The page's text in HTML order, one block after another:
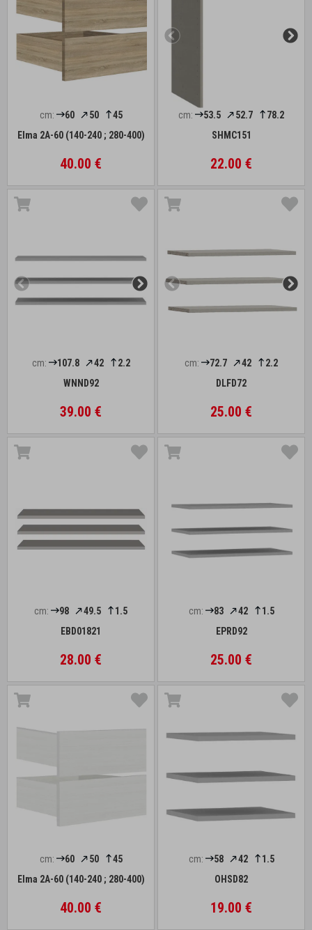
cm: 60 50
45
Elma 2A-60 (140-240 ; 280-400)
40.00 €
cm: 53.5 52.7
78.2
SHMC151
22.00 €
cm: 107.8 42
2.2
WNND92
39.00 €
cm: 72.7 42
2.2
DLFD72
25.00 €
cm: 98 49.5
1.5
EBD01821
28.00 €
cm: 83 42
1.5
EPRD92
25.00 €
cm: 60 50
45
Elma 2A-60 (140-240 ; 280-400)
40.00 €
cm: 58 42
1.5
OHSD82
19.00 €